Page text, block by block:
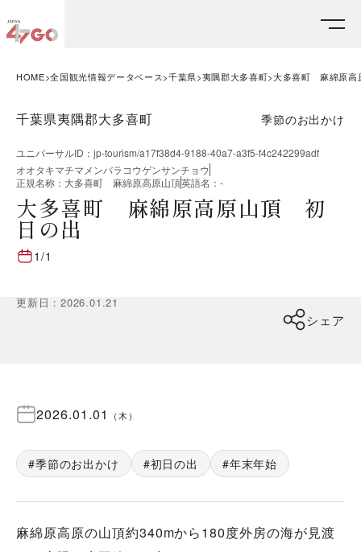
HOME 全国観光情報データベース 千葉県 夷隅郡大多喜町 大多喜町 麻綿原
千葉県夷隅郡大多喜町 季節のお出かけ
ユニバーサルID ： jp-tourism/a17f38d4-9188-40a7-a3f5-f4c242299adf
オオタキマチマメンバラコウゲンサンチョウ
正規名称 ： 大多喜町 麻綿原高原山頂英語名 ： -
大多喜町 麻綿原高原山頂 初
日の出
1/1
更新日 ：2026.01.21
シェア
2026.01.01 （ 木 ）
季節のお出かけ 初日の出 年末年始
麻綿原高原の山頂約340mから180度外房の海が見渡